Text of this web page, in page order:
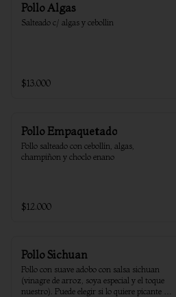
Pollo Algas
Salteado c/ algas y cebollin
$13.000
Pollo Empaquetado
Pollo salteado con cebollín, algas,
champiñon y choclo enano
$12.000
Pollo Sichuan
Pollo con suave adobo con salsa sichuan
(vinagre de arroz, soya especial y el toque
nuestro). Puede elegir si lo quiere picante o